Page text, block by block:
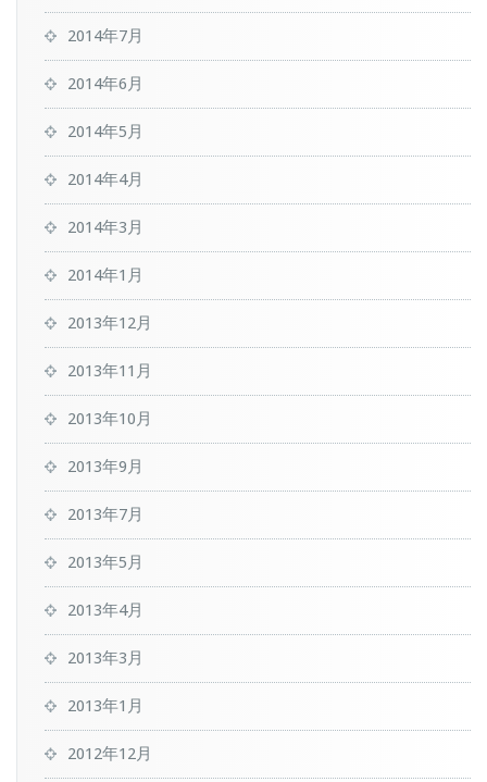
2014年7月
2014年6月
2014年5月
2014年4月
2014年3月
2014年1月
2013年12月
2013年11月
2013年10月
2013年9月
2013年7月
2013年5月
2013年4月
2013年3月
2013年1月
2012年12月